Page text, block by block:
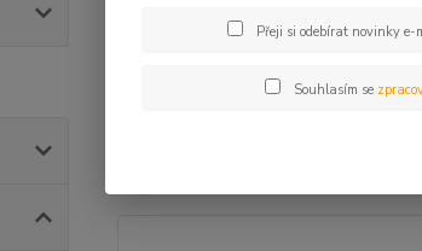
Přeji si odebírat novinky e-
Souhlasím se